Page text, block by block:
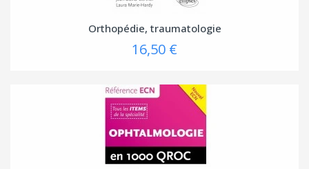
Orthopédie, traumatologie
16,50 €